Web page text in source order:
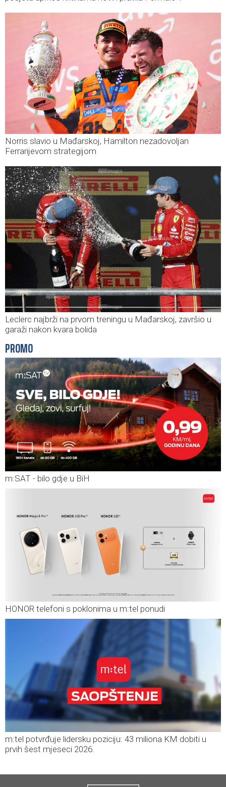
Norris slavio u Mađarskoj, Hamilton nezadovoljan
Ferrarijevom strategijom
Leclerc najbrži na prvom treningu u Mađarskoj, završio u
garaži nakon kvara bolida
PROMO
m:SAT - bilo gdje u BiH
HONOR telefoni s poklonima u m:tel ponudi
m:tel potvrđuje lidersku poziciju: 43 miliona KM dobiti u
prvih šest mjeseci 2026.